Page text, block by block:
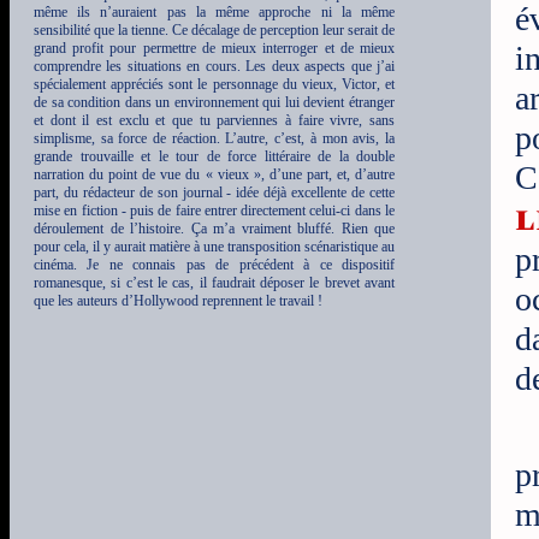
même ils n’auraient pas la même approche ni la même
sensibilité que la tienne. Ce décalage de perception leur serait de
grand profit pour permettre de mieux interroger et de mieux
comprendre les situations en cours. Les deux aspects que j’ai
spécialement appréciés sont le personnage du vieux, Victor, et
de sa condition dans un environnement qui lui devient étranger
et dont il est exclu et que tu parviennes à faire vivre, sans
simplisme, sa force de réaction. L’autre, c’est, à mon avis, la
grande trouvaille et le tour de force littéraire de la double
narration du point de vue du « vieux », d’une part, et, d’autre
part, du rédacteur de son journal - idée déjà excellente de cette
mise en fiction - puis de faire entrer directement celui-ci dans le
déroulement de l’histoire. Ça m’a vraiment bluffé. Rien que
pour cela, il y aurait matière à une transposition scénaristique au
cinéma. Je ne connais pas de précédent à ce dispositif
romanesque, si c’est le cas, il faudrait déposer le brevet avant
que les auteurs d’Hollywood reprennent le travail !